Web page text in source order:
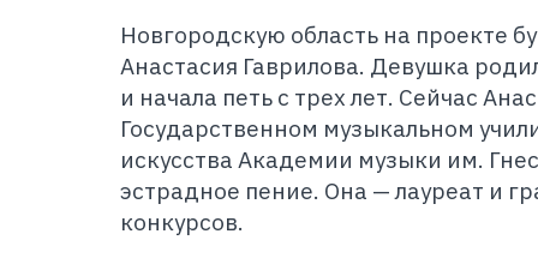
Новгородскую область на проекте
Анастасия Гаврилова. Девушка
и начала петь с трех лет. Сейчас
Государственном музыкальном
искусства Академии музыки им.
эстрадное пение. Она — лауреат и
конкурсов.